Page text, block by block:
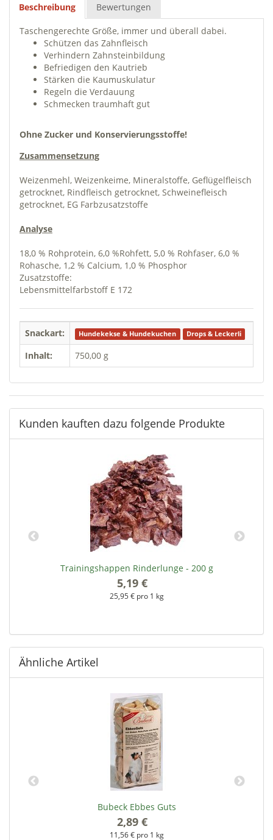
Beschreibung Bewertungen
Taschengerechte Größe, immer und überall dabei.
Schützen das Zahnfleisch
Verhindern Zahnsteinbildung
Befriedigen den Kautrieb
Stärken die Kaumuskulatur
Regeln die Verdauung
Schmecken traumhaft gut
Ohne Zucker und Konservierungsstoffe!
Zusammensetzung
Weizenmehl, Weizenkeime, Mineralstoffe, Geflügelfleisch
getrocknet, Rindfleisch getrocknet, Schweinefleisch
getrocknet, EG Farbzusatzstoffe
Analyse
18,0 % Rohprotein, 6,0 %Rohfett, 5,0 % Rohfaser, 6,0 %
Rohasche, 1,2 % Calcium, 1,0 % Phosphor
Zusatzstoffe:
Lebensmittelfarbstoff E 172
Snackart: Hundekekse & Hundekuchen Drops & Leckerli
Inhalt: 750,00 g
Kunden kauften dazu folgende Produkte
Trainingshappen Rinderlunge - 200 g
5,19 €
25,95 € pro 1 kg
Ähnliche Artikel
Bubeck Ebbes Guts
2,89 €
11,56 € pro 1 kg